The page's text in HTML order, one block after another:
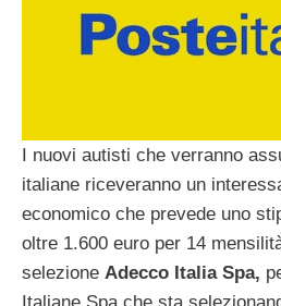
I nuovi autisti che verranno
italiane riceveranno un
economico che prevede uno
oltre 1.600 euro per 14
selezione Adecco Italia Spa,